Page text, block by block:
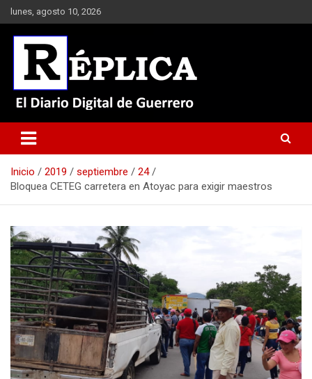
Saltar
al
contenido
lunes, agosto 10, 2026
Réplica
Inicio 2019 septiembre
24
Bloquea CETEG carretera en Atoyac para exigir maestros